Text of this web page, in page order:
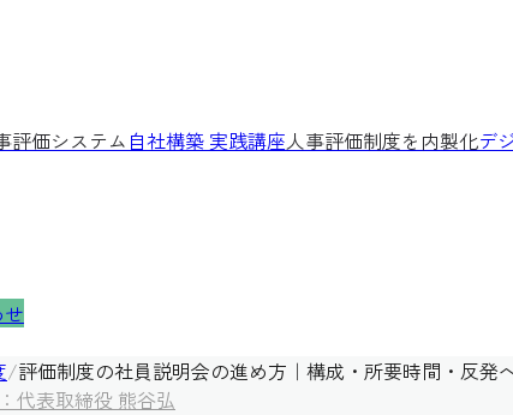
評価システム 自社構築 実践講座人事評価制度を内製化デ
/評価制度の社員説明会の進め方｜構成・所要時間・反発
代表取締役 熊谷弘